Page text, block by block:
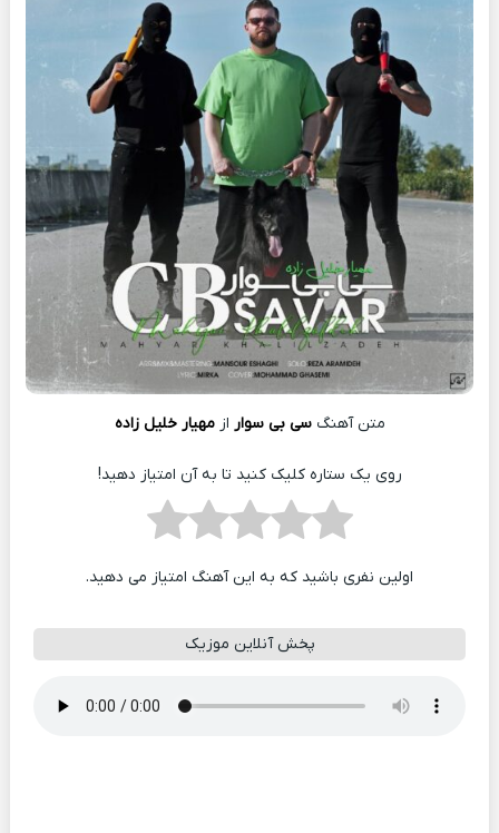
متن آهنگسی بی سوار ازمهیار خلیل زاده
روی یک ستاره کلیک کنید تا به آن امتیاز دهید!
اولین نفری باشید که به این آهنگ امتیاز می دهید.
پخش آنلاین موزیک